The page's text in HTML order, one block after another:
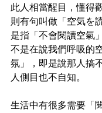
此人相當醒目，懂得
則有句叫做「空気を
是指「不會閱讀空氣
不是在說我們呼吸的
氛」，即是說那人搞
人側目也不自知。
生活中有很多需要「